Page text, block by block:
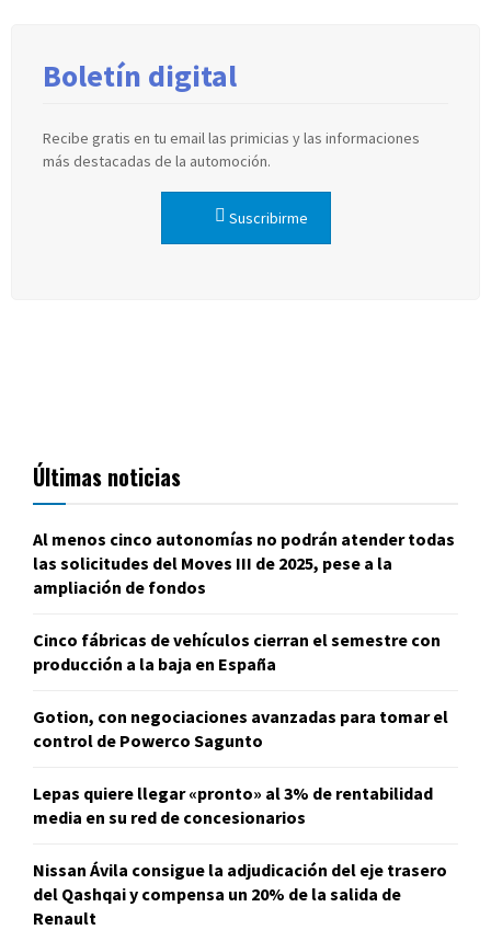
Boletín digital
Recibe gratis en tu email las primicias y las informaciones
más destacadas de la automoción.
Suscribirme
Últimas noticias
Al menos cinco autonomías no podrán atender todas
las solicitudes del Moves III de 2025, pese a la
ampliación de fondos
Cinco fábricas de vehículos cierran el semestre con
producción a la baja en España
Gotion, con negociaciones avanzadas para tomar el
control de Powerco Sagunto
Lepas quiere llegar «pronto» al 3% de rentabilidad
media en su red de concesionarios
Nissan Ávila consigue la adjudicación del eje trasero
del Qashqai y compensa un 20% de la salida de
Renault